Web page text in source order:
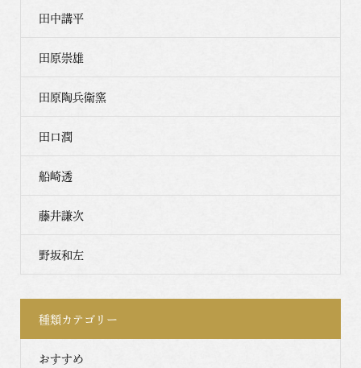
田中講平
田原崇雄
田原陶兵衛窯
田口潤
船崎透
藤井謙次
野坂和左
種類カテゴリー
おすすめ